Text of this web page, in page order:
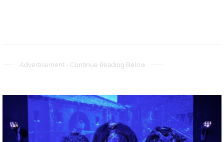
Advertisement - Continue Reading Below